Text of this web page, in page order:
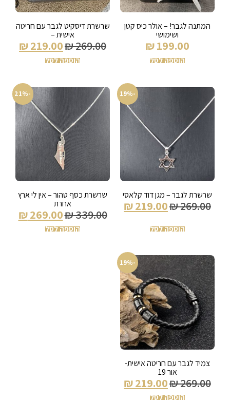
המתנה לגבר! – אולר כיס קטן
ושימושי
₪199.00
הוספה לסל
שרשרת דיסקיט לגבר עם חריטה
אישית –
₪269.00
₪219.00
הוספה לסל
-19%
שרשרת לגבר – מגן דוד קלאסי
₪269.00
₪219.00
הוספה לסל
-21%
שרשרת כסף טהור – אין לי ארץ
אחרת
₪339.00
₪269.00
הוספה לסל
-19%
צמיד לגבר עם חריטה אישית-
אור 19
₪269.00
₪219.00
הוספה לסל